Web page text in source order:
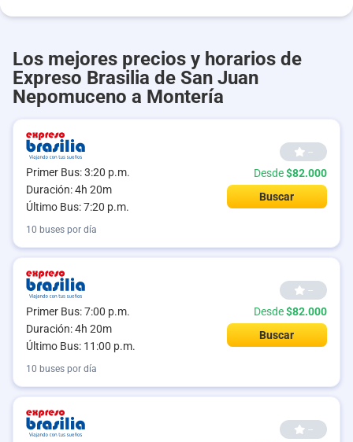
Los mejores precios y horarios de
Expreso Brasilia de San Juan
Nepomuceno a Montería
Primer Bus: 3:20 p.m.
Duración: 4h 20m
Último Bus: 7:20 p.m.
--
Desde$82.000
Buscar
10 buses por día
Primer Bus: 7:00 p.m.
Duración: 4h 20m
Último Bus: 11:00 p.m.
--
Desde$82.000
Buscar
10 buses por día
--